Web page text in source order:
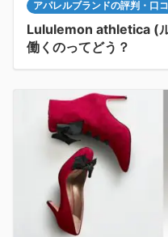
アパレルブランドの評判・口
Lululemon athletica (
働くのってどう？